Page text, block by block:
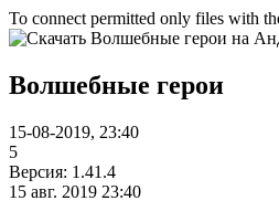
To connect permitted only files with
Волшебные герои
15-08-2019, 23:40
5
Версия: 1.41.4
15 авг. 2019 23:40